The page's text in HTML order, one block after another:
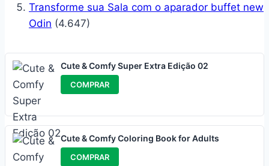
Transforme sua Sala com o aparador buffet new
Odin (4.647)
Cute & Comfy Super Extra Edição 02
COMPRAR
Cute & Comfy Coloring Book for Adults
COMPRAR